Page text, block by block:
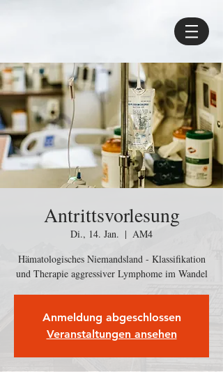
Antrittsvorlesung
Di., 14. Jan.
  |
AM4
Hämatologisches Niemandsland - Klassifikation
und Therapie aggressiver Lymphome im Wandel
Anmeldung abgeschlossen
Veranstaltungen ansehen